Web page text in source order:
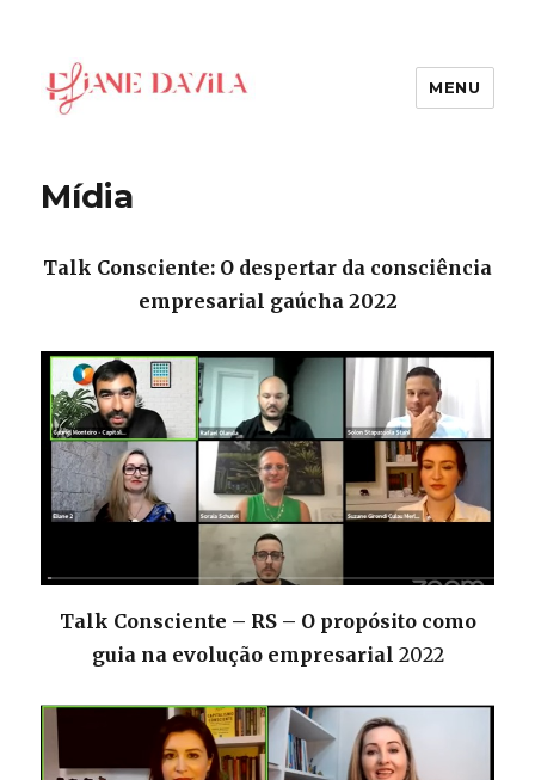
MENU
Mídia
Talk Consciente: O despertar da consciência
empresarial gaúcha 2022
Talk Consciente – RS – O propósito como
guia na evolução empresarial 2022